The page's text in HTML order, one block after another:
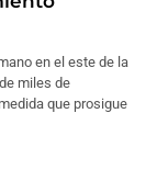
en el este de la
miles de
que prosigue